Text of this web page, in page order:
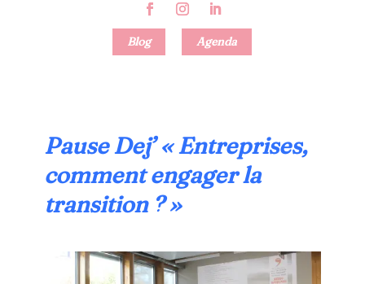
Blog Agenda
Pause Dej’ « Entreprises,
comment engager la
transition ? »